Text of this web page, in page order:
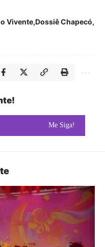
Vivente Dossiê Chapecó
Me Siga!